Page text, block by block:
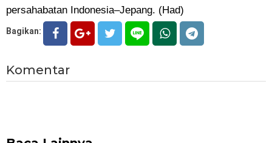
persahabatan Indonesia–Jepang. (Had)
Bagikan:
Komentar